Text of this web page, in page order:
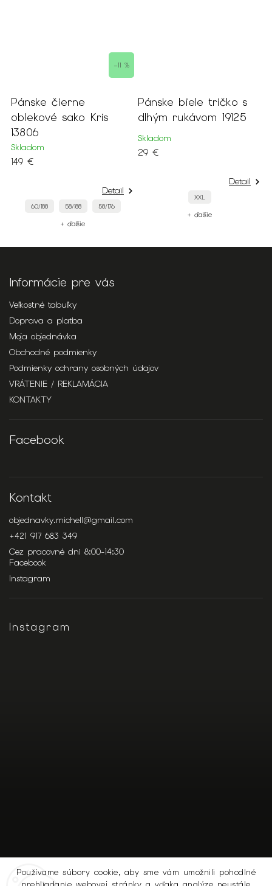
Používame súbory cookie, aby sme vám umožnili pohodlné
–11 %
Pánske čierne
oblekové sako Kris
13806
Skladom
149 €
Detail
60/188 58/188 58/176
+ ďalšie
Pánske biele tričko s
dlhým rukávom 19125
Skladom
29 €
Detail
XXL
+ ďalšie
Informácie pre vás
Veľkostné tabuľky
Doprava a platba
Moja objednávka
Obchodné podmienky
Podmienky ochrany osobných údajov
VRÁTENIE / REKLAMÁCIA
KONTAKTY
Facebook
Kontakt
objednavky.michell@gmail.com
+421 917 683 349
Cez pracovné dni 8:00-14:30
Facebook
Instagram
Instagram